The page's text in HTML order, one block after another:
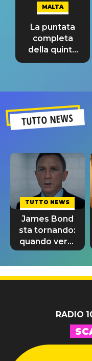
MALTA
La puntata
completa
della quinta
tappa
TUTTO NEWS
TUTTO NEWS
James Bond
sta tornando:
quando verrà
svelato il
nuovo 007
RADIO